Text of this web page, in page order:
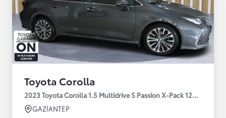
Toyota Corolla
2023 Toyota Corolla 1.5 Multidrive S Passion X-Pack 125HP
GAZİANTEP